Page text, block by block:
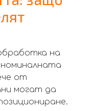
на
номиналната
от
могат да